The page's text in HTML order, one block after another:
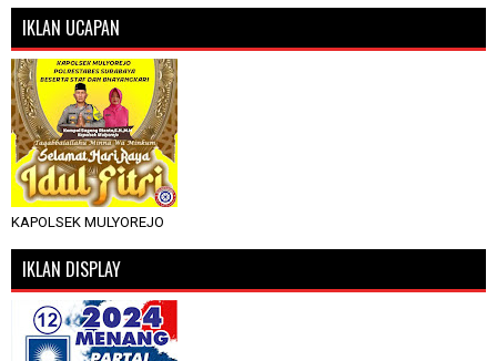
IKLAN UCAPAN
KAPOLSEK MULYOREJO
IKLAN DISPLAY